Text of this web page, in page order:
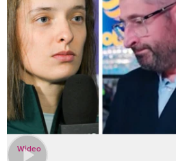
Wideo